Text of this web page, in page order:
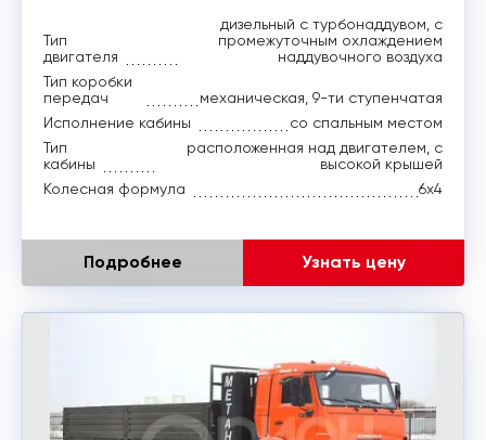
Тип
двигателя
дизельный с турбонаддувом, с
промежуточным охлаждением
наддувочного воздуха
Тип коробки
передач
механическая, 9-ти ступенчатая
Исполнение кабины
со спальным местом
Тип
кабины
расположенная над двигателем, с
высокой крышей
Колесная формула
6x4
Подробнее Узнать цену